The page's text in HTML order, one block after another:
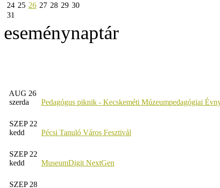
24 25 26 27 28 29 30
31
eseménynaptár
AUG 26
szerda
Pedagógus piknik - Kecskeméti Múzeumpedagógiai
SZEP 22
kedd
Pécsi Tanuló Város Fesztivál
SZEP 22
kedd
MuseumDigit NextGen
SZEP 28